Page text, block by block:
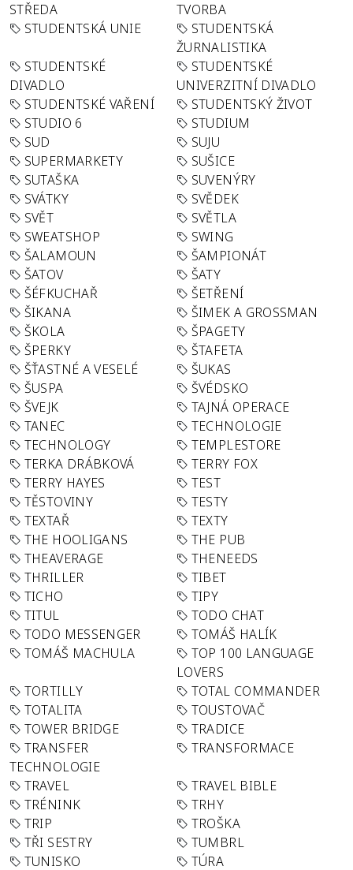
STŘEDA
TVORBA
STUDENTSKÁ UNIE
STUDENTSKÁ
ŽURNALISTIKA
STUDENTSKÉ
DIVADLO
STUDENTSKÉ
UNIVERZITNÍ DIVADLO
STUDENTSKÉ VAŘENÍ
STUDENTSKÝ ŽIVOT
STUDIO 6
STUDIUM
SUD
SUJU
SUPERMARKETY
SUŠICE
SUTAŠKA
SUVENÝRY
SVÁTKY
SVĚDEK
SVĚT
SVĚTLA
SWEATSHOP
SWING
ŠALAMOUN
ŠAMPIONÁT
ŠATOV
ŠATY
ŠÉFKUCHAŘ
ŠETŘENÍ
ŠIKANA
ŠIMEK A GROSSMAN
ŠKOLA
ŠPAGETY
ŠPERKY
ŠTAFETA
ŠŤASTNÉ A VESELÉ
ŠUKAS
ŠUSPA
ŠVÉDSKO
ŠVEJK
TAJNÁ OPERACE
TANEC
TECHNOLOGIE
TECHNOLOGY
TEMPLESTORE
TERKA DRÁBKOVÁ
TERRY FOX
TERRY HAYES
TEST
TĚSTOVINY
TESTY
TEXTAŘ
TEXTY
THE HOOLIGANS
THE PUB
THEAVERAGE
THENEEDS
THRILLER
TIBET
TICHO
TIPY
TITUL
TODO CHAT
TODO MESSENGER
TOMÁŠ HALÍK
TOMÁŠ MACHULA
TOP 100 LANGUAGE
LOVERS
TORTILLY
TOTAL COMMANDER
TOTALITA
TOUSTOVAČ
TOWER BRIDGE
TRADICE
TRANSFER
TECHNOLOGIE
TRANSFORMACE
TRAVEL
TRAVEL BIBLE
TRÉNINK
TRHY
TRIP
TROŠKA
TŘI SESTRY
TUMBRL
TUNISKO
TÚRA